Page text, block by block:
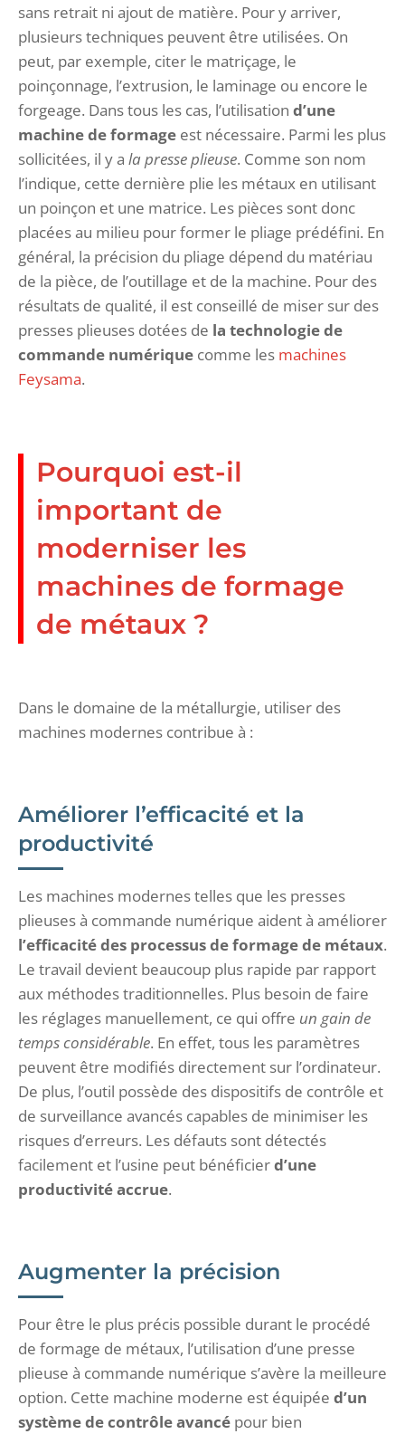
sans retrait ni ajout de matière. Pour y arriver,
plusieurs techniques peuvent être utilisées. On
peut, par exemple, citer le matriçage, le
poinçonnage, l’extrusion, le laminage ou encore le
forgeage. Dans tous les cas, l’utilisation d’une
machine de formage est nécessaire. Parmi les plus
sollicitées, il y a la presse plieuse. Comme son nom
l’indique, cette dernière plie les métaux en utilisant
un poinçon et une matrice. Les pièces sont donc
placées au milieu pour former le pliage prédéfini. En
général, la précision du pliage dépend du matériau
de la pièce, de l’outillage et de la machine. Pour des
résultats de qualité, il est conseillé de miser sur des
presses plieuses dotées de la technologie de
commande numérique comme les machines
Feysama.
Pourquoi est-il
important de
moderniser les
machines de formage
de métaux ?
Dans le domaine de la métallurgie, utiliser des
machines modernes contribue à :
Améliorer l’efficacité et la
productivité
Les machines modernes telles que les presses
plieuses à commande numérique aident à améliorer
l’efficacité des processus de formage de métaux.
Le travail devient beaucoup plus rapide par rapport
aux méthodes traditionnelles. Plus besoin de faire
les réglages manuellement, ce qui offre un gain de
temps considérable. En effet, tous les paramètres
peuvent être modifiés directement sur l’ordinateur.
De plus, l’outil possède des dispositifs de contrôle et
de surveillance avancés capables de minimiser les
risques d’erreurs. Les défauts sont détectés
facilement et l’usine peut bénéficierd’une
productivité accrue.
Augmenter la précision
Pour être le plus précis possible durant le procédé
de formage de métaux, l’utilisation d’une presse
plieuse à commande numérique s’avère la meilleure
option. Cette machine moderne est équipée d’un
système de contrôle avancé pour bien